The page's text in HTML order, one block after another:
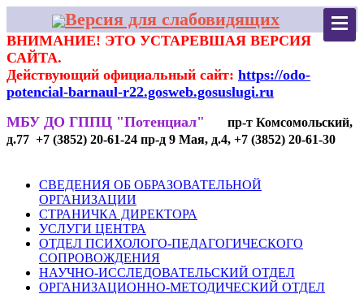
Версия для слабовидящих
ВНИМАНИЕ! ЭТО УСТАРЕВШАЯ ВЕРСИЯ
САЙТА.
Действующий официальный сайт: https://odo-
potencial-barnaul-r22.gosweb.gosuslugi.ru
МБУ ДО ГППЦ "Потенциал"
пр-т Комсомольский,
д.77 +7 (3852) 20-61-24 пр-д 9 Мая, д.4, +7 (3852) 20-61-30
СВЕДЕНИЯ ОБ ОБРАЗОВАТЕЛЬНОЙ
ОРГАНИЗАЦИИ
СТРАНИЧКА ДИРЕКТОРА
УСЛУГИ ЦЕНТРА
ОТДЕЛ ПСИХОЛОГО-ПЕДАГОГИЧЕСКОГО
СОПРОВОЖДЕНИЯ
НАУЧНО-ИССЛЕДОВАТЕЛЬСКИЙ ОТДЕЛ
ОРГАНИЗАЦИОННО-МЕТОДИЧЕСКИЙ ОТДЕЛ